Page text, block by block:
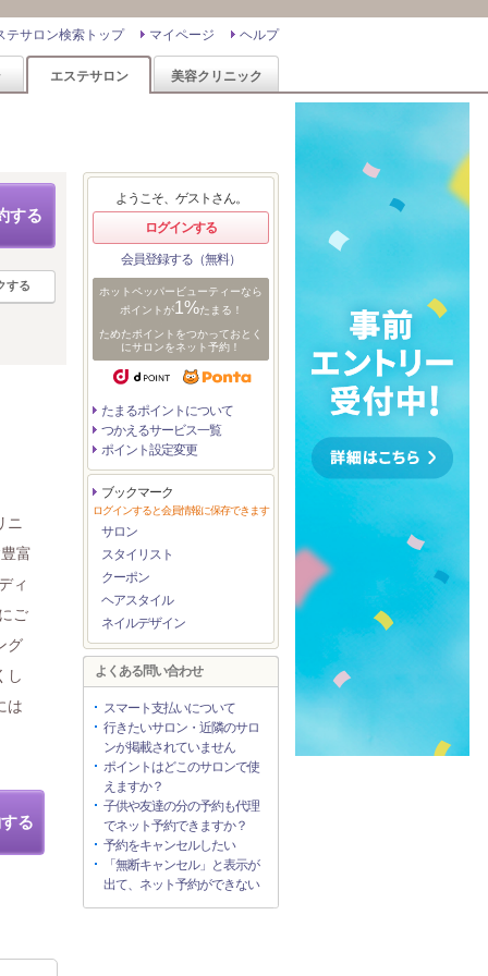
ヘルプ
マイページ
テサロン検索トップ
エステサロン 美容クリニック
する
する
ニ
富
ィ
ご
グ
し
は
る
ようこそ、ゲストさん。
ログインする
会員登録する（無料）
ホットペッパービューティーなら
ポイントが1%たまる！
ためたポイントをつかっておとく
にサロンをネット予約！
たまるポイントについて
つかえるサービス一覧
ポイント設定変更
ブックマーク
ログインすると会員情報に保存できます
サロン
スタイリスト
クーポン
ヘアスタイル
ネイルデザイン
よくある問い合わせ
スマート支払いについて
行きたいサロン・近隣のサロ
ンが掲載されていません
ポイントはどこのサロンで使
えますか？
子供や友達の分の予約も代理
でネット予約できますか？
予約をキャンセルしたい
「無断キャンセル」と表示が
出て、ネット予約ができない